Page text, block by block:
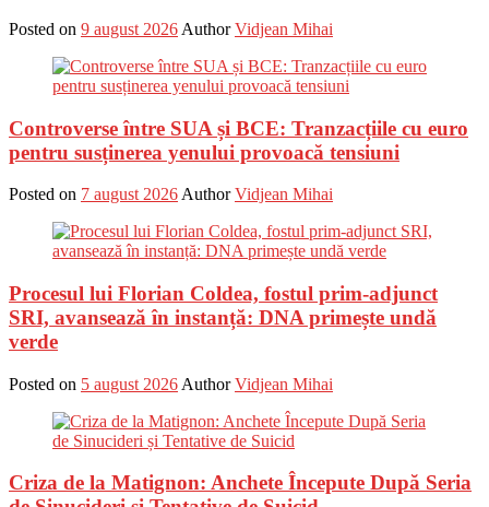
Posted on 9 august 2026 Author Vidjean Mihai
Controverse între SUA și BCE: Tranzacțiile cu euro
pentru susținerea yenului provoacă tensiuni
Posted on 7 august 2026 Author Vidjean Mihai
Procesul lui Florian Coldea, fostul prim-adjunct
SRI, avansează în instanță: DNA primește undă
verde
Posted on 5 august 2026 Author Vidjean Mihai
Criza de la Matignon: Anchete Începute După Seria